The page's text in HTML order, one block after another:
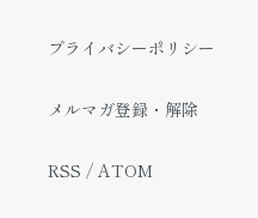
プライバシーポリシー
メルマガ登録・解除
RSS / ATOM